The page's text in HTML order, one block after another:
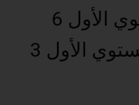
الأول 6
الأول 3